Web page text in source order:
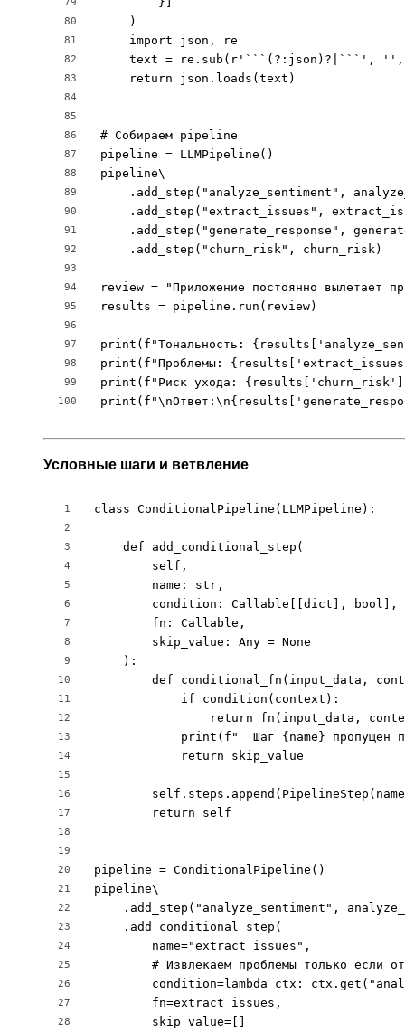
79
80
81
82
83
84
85
86
87
88
89
90
91
92
93
94
95
96
97
98
99
100
    )
    import json, re
text = re.sub(r'```(?:json)?|```',
    return json.loads(text)
# Собираем pipeline
pipeline = LLMPipeline()
pipeline\
.add_step("analyze_sentiment",
.add_step("extract_issues",
.add_step("generate_response",
    .add_step("churn_risk", churn_risk)
review = "Приложение постоянно вылетает
results = pipeline.run(review)
print(f"Тональность:
print(f"Проблемы:
print(f"Риск ухода:
Условные шаги и ветвление
1
2
3
4
5
6
7
8
9
10
11
12
13
14
15
16
17
18
19
20
21
22
23
24
25
26
27
28
class ConditionalPipeline(LLMPipeline):
    def add_conditional_step(
        self,
        name: str,
        condition: Callable[[dict], bool],
        fn: Callable,
        skip_value: Any = None
    ):
def conditional_fn(input_data,
            if condition(context):
return fn(input_data,
print(f"  Шаг {name} пропущен
            return skip_value
        return self
pipeline = ConditionalPipeline()
pipeline\
.add_step("analyze_sentiment",
    .add_conditional_step(
        name="extract_issues",
# Извлекаем проблемы только если
condition=lambda ctx:
        fn=extract_issues,
        skip_value=[]